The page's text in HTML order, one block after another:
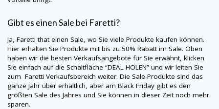
Gibt es einen Sale bei Faretti?
Ja, Farettithat einen Sale, wo Sie viele Produkte kaufen können.
Hier erhalten Sie Produkte mit bis zu 50% Rabatt im Sale. Oben
haben wir die besten Verkaufsangebote für Sie erwähnt, klicken
Sie einfach auf die Schaltfläche “DEAL HOLEN” und wir leiten Sie
zum Faretti Verkaufsbereich weiter. Die Sale-Produkte sind das
ganze Jahr über erhältlich, aber am Black Friday gibt es den
größten Sale des Jahres und Sie können in dieser Zeit noch mehr
sparen.